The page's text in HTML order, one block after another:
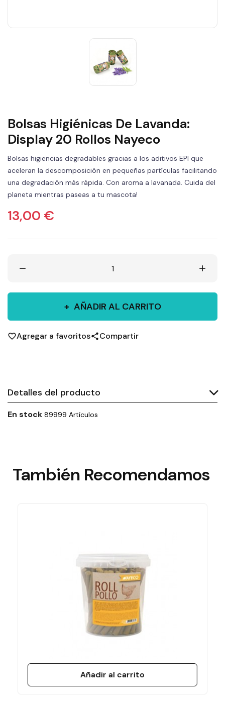
Bolsas Higiénicas De Lavanda:
Display 20 Rollos Nayeco
Bolsas higiencias degradables gracias a los aditivos EPI que
aceleran la descomposición en pequeñas partículas facilitando
una degradación más rápida. Con aroma a lavanada. Cuida del
planeta mientras paseas a tu mascota!
13,00 €
remove add
AÑADIR AL CARRITO
favorite_borderAgregar a favoritosshareCompartir
Detalles del producto
En stock 89999 Artículos
También Recomendamos
Añadir al carrito